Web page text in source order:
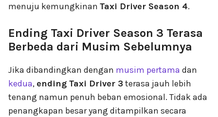
menuju kemungkinan Taxi Driver Season 4.
Ending Taxi Driver Season 3 Terasa
Berbeda dari Musim Sebelumnya
Jika dibandingkan dengan musim pertama dan
kedua, ending Taxi Driver 3 terasa jauh lebih
tenang namun penuh beban emosional. Tidak ada
penangkapan besar yang ditampilkan secara